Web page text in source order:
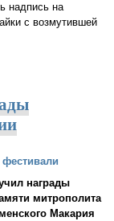
надпись на
с возмутившей
с надписью
награды
митрополита
Макария